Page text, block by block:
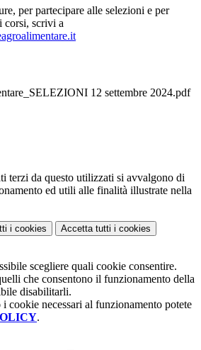
per partecipare alle selezioni e per
corsi, scrivi a
12 settembre 2024.pdf
terzi da questo utilizzati si avvalgono di
ed utili alle finalità illustrate nella
i cookies Accetta tutti i cookies
scegliere quali cookie consentire.
che consentono il funzionamento della
disabilitarli.
cookie necessari al funzionamento potete
.